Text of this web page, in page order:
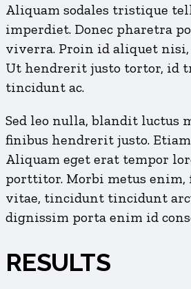
Aliquam sodales tristique
imperdiet. Donec pharetra
viverra. Proin id aliquet
Ut hendrerit justo tortor, id
tincidunt ac.
Sed leo nulla, blandit luctus
finibus hendrerit justo.
Aliquam eget erat tempor
porttitor. Morbi metus
vitae, tincidunt tincidunt
dignissim porta enim id
RESULTS